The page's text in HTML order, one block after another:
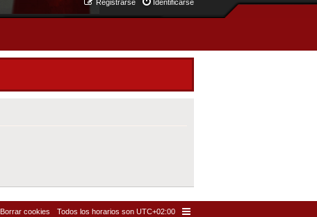
Identificarse
Registrarse
Todos los horarios son UTC+02:00
Borrar cookies